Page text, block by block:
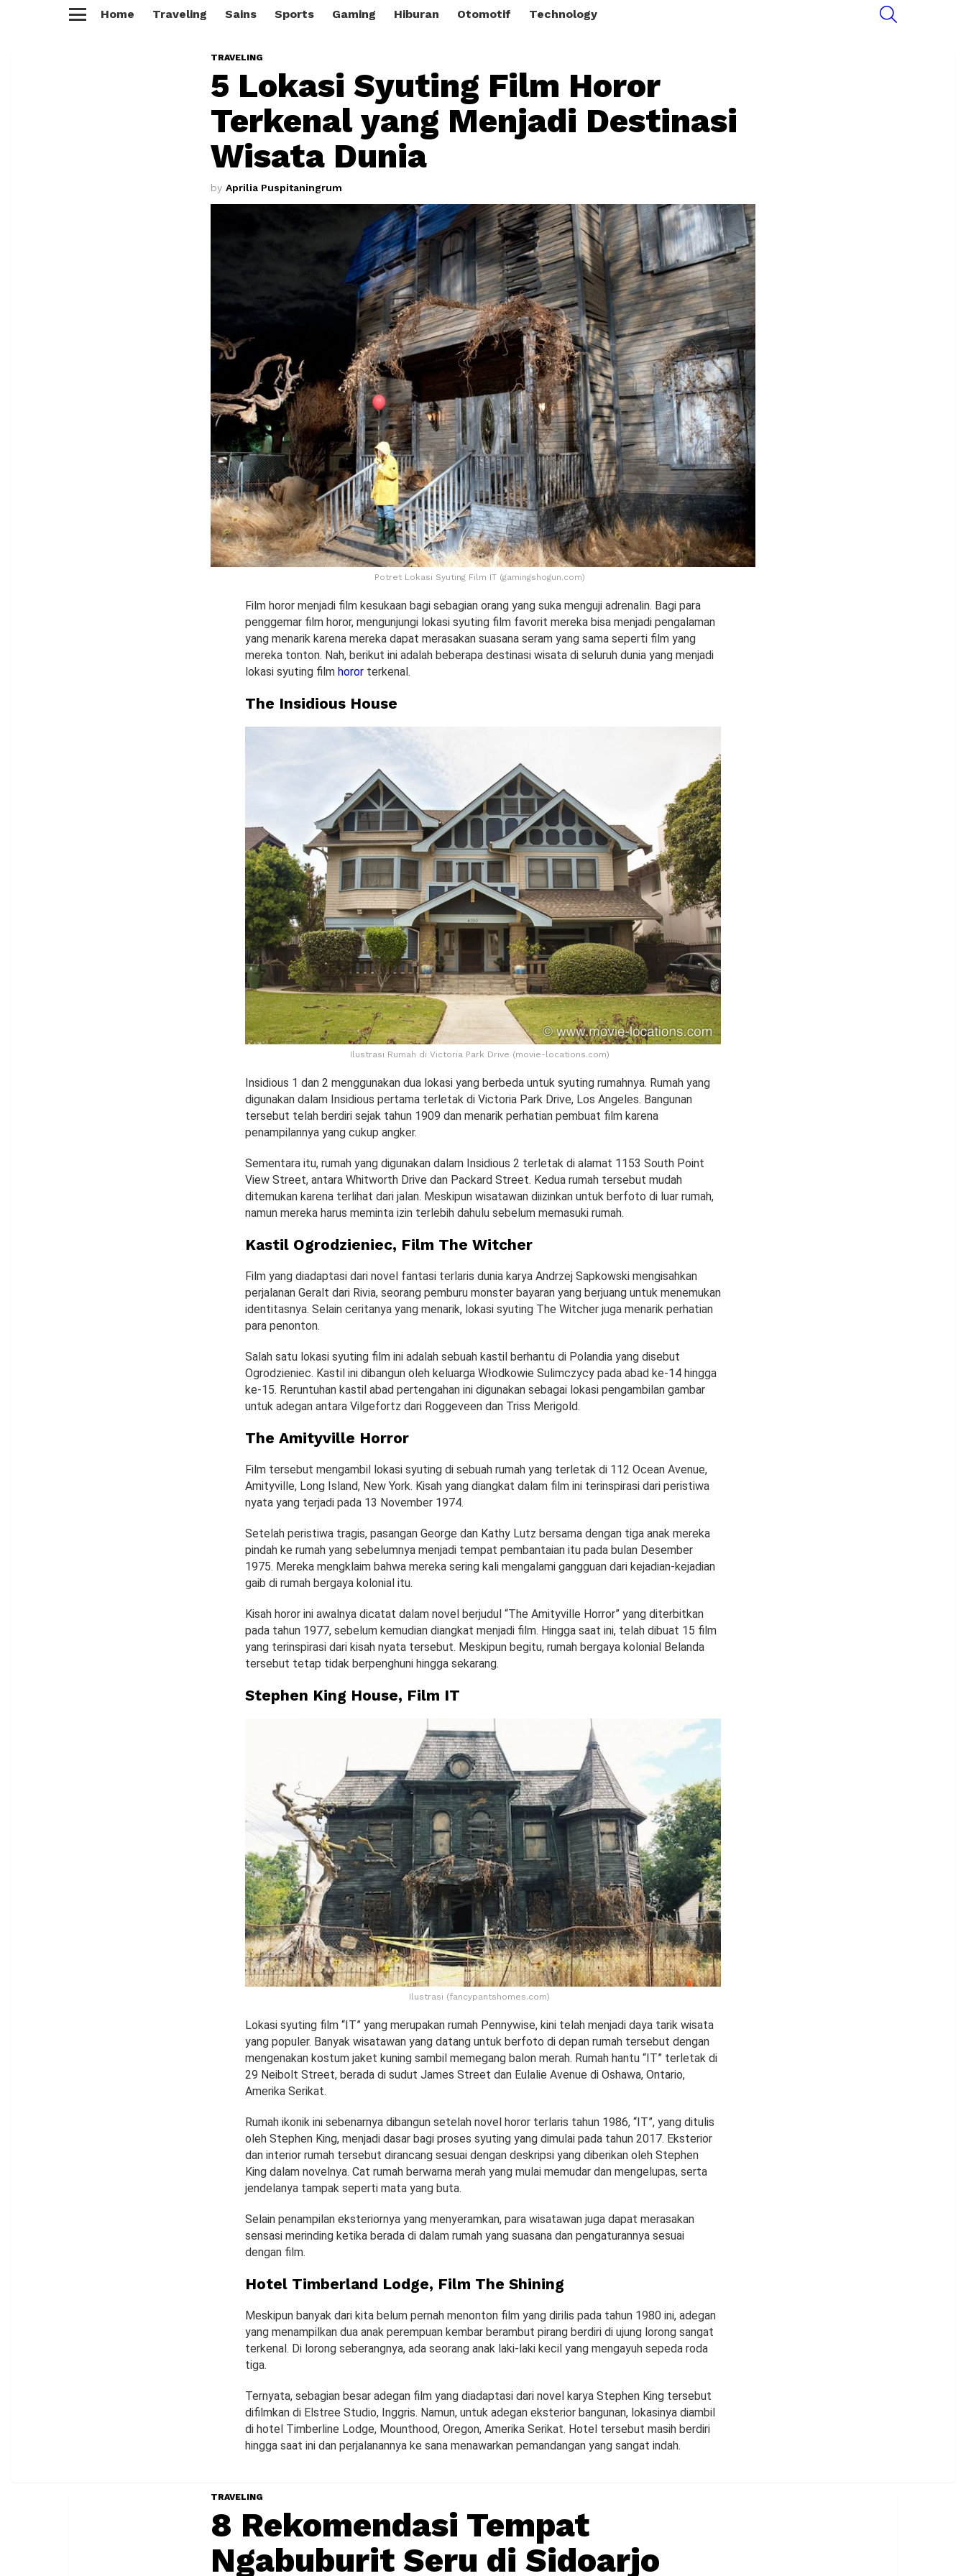
Home Traveling Sains Sports Gaming Hiburan Otomotif Technology
TRAVELING
5 Lokasi Syuting Film Horor
Terkenal yang Menjadi Destinasi
Wisata Dunia
by Aprilia Puspitaningrum
Potret Lokasi Syuting Film IT (gamingshogun.com)
Film horor menjadi film kesukaan bagi sebagian orang yang suka menguji adrenalin. Bagi para
penggemar film horor, mengunjungi lokasi syuting film favorit mereka bisa menjadi pengalaman
yang menarik karena mereka dapat merasakan suasana seram yang sama seperti film yang
mereka tonton. Nah, berikut ini adalah beberapa destinasi wisata di seluruh dunia yang menjadi
lokasi syuting film horor terkenal.
The Insidious House
Ilustrasi Rumah di Victoria Park Drive (movie-locations.com)
Insidious 1 dan 2 menggunakan dua lokasi yang berbeda untuk syuting rumahnya. Rumah yang
digunakan dalam Insidious pertama terletak di Victoria Park Drive, Los Angeles. Bangunan
tersebut telah berdiri sejak tahun 1909 dan menarik perhatian pembuat film karena
penampilannya yang cukup angker.
Sementara itu, rumah yang digunakan dalam Insidious 2 terletak di alamat 1153 South Point
View Street, antara Whitworth Drive dan Packard Street. Kedua rumah tersebut mudah
ditemukan karena terlihat dari jalan. Meskipun wisatawan diizinkan untuk berfoto di luar rumah,
namun mereka harus meminta izin terlebih dahulu sebelum memasuki rumah.
Kastil Ogrodzieniec, Film The Witcher
Film yang diadaptasi dari novel fantasi terlaris dunia karya Andrzej Sapkowski mengisahkan
perjalanan Geralt dari Rivia, seorang pemburu monster bayaran yang berjuang untuk menemukan
identitasnya. Selain ceritanya yang menarik, lokasi syuting The Witcher juga menarik perhatian
para penonton.
Salah satu lokasi syuting film ini adalah sebuah kastil berhantu di Polandia yang disebut
Ogrodzieniec. Kastil ini dibangun oleh keluarga Włodkowie Sulimczycy pada abad ke-14 hingga
ke-15. Reruntuhan kastil abad pertengahan ini digunakan sebagai lokasi pengambilan gambar
untuk adegan antara Vilgefortz dari Roggeveen dan Triss Merigold.
The Amityville Horror
Film tersebut mengambil lokasi syuting di sebuah rumah yang terletak di 112 Ocean Avenue,
Amityville, Long Island, New York. Kisah yang diangkat dalam film ini terinspirasi dari peristiwa
nyata yang terjadi pada 13 November 1974.
Setelah peristiwa tragis, pasangan George dan Kathy Lutz bersama dengan tiga anak mereka
pindah ke rumah yang sebelumnya menjadi tempat pembantaian itu pada bulan Desember
1975. Mereka mengklaim bahwa mereka sering kali mengalami gangguan dari kejadian-kejadian
gaib di rumah bergaya kolonial itu.
Kisah horor ini awalnya dicatat dalam novel berjudul “The Amityville Horror” yang diterbitkan
pada tahun 1977, sebelum kemudian diangkat menjadi film. Hingga saat ini, telah dibuat 15 film
yang terinspirasi dari kisah nyata tersebut. Meskipun begitu, rumah bergaya kolonial Belanda
tersebut tetap tidak berpenghuni hingga sekarang.
Stephen King House, Film IT
Ilustrasi (fancypantshomes.com)
Lokasi syuting film “IT” yang merupakan rumah Pennywise, kini telah menjadi daya tarik wisata
yang populer. Banyak wisatawan yang datang untuk berfoto di depan rumah tersebut dengan
mengenakan kostum jaket kuning sambil memegang balon merah. Rumah hantu “IT” terletak di
29 Neibolt Street, berada di sudut James Street dan Eulalie Avenue di Oshawa, Ontario,
Amerika Serikat.
Rumah ikonik ini sebenarnya dibangun setelah novel horor terlaris tahun 1986, “IT”, yang ditulis
oleh Stephen King, menjadi dasar bagi proses syuting yang dimulai pada tahun 2017. Eksterior
dan interior rumah tersebut dirancang sesuai dengan deskripsi yang diberikan oleh Stephen
King dalam novelnya. Cat rumah berwarna merah yang mulai memudar dan mengelupas, serta
jendelanya tampak seperti mata yang buta.
Selain penampilan eksteriornya yang menyeramkan, para wisatawan juga dapat merasakan
sensasi merinding ketika berada di dalam rumah yang suasana dan pengaturannya sesuai
dengan film.
Hotel Timberland Lodge, Film The Shining
Meskipun banyak dari kita belum pernah menonton film yang dirilis pada tahun 1980 ini, adegan
yang menampilkan dua anak perempuan kembar berambut pirang berdiri di ujung lorong sangat
terkenal. Di lorong seberangnya, ada seorang anak laki-laki kecil yang mengayuh sepeda roda
tiga.
Ternyata, sebagian besar adegan film yang diadaptasi dari novel karya Stephen King tersebut
difilmkan di Elstree Studio, Inggris. Namun, untuk adegan eksterior bangunan, lokasinya diambil
di hotel Timberline Lodge, Mounthood, Oregon, Amerika Serikat. Hotel tersebut masih berdiri
hingga saat ini dan perjalanannya ke sana menawarkan pemandangan yang sangat indah.
TRAVELING
8 Rekomendasi Tempat
Ngabuburit Seru di Sidoarjo